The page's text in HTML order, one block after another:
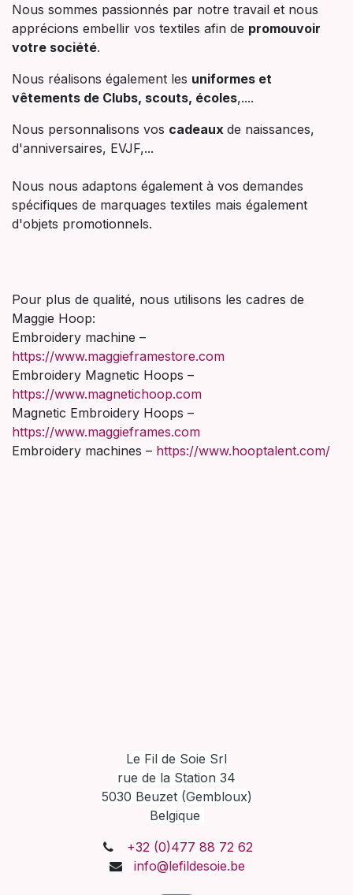
Nous sommes passionnés par notre travail et nous
apprécions embellir vos textiles afin de promouvoir
votre société.
Nous réalisons également les uniformes et
vêtements de Clubs, scouts, écoles,....
Nous personnalisons vos cadeaux de naissances,
d'anniversaires, EVJF,...
Nous nous adaptons également à vos demandes
spécifiques de marquages textiles mais également
d'objets promotionnels.
Pour plus de qualité, nous utilisons les cadres de
Maggie Hoop:
Embroidery machine –
https://www.maggieframestore.com
Embroidery Magnetic Hoops –
https://www.magnetichoop.com
Magnetic Embroidery Hoops –
https://www.maggieframes.com
Embroidery machines – https://www.hooptalent.com/
Le Fil de Soie Srl
rue de la Station 34
5030 Beuzet (Gembloux)
Belgique
+32 (0)477 88 72 62
info@lefildesoie.be